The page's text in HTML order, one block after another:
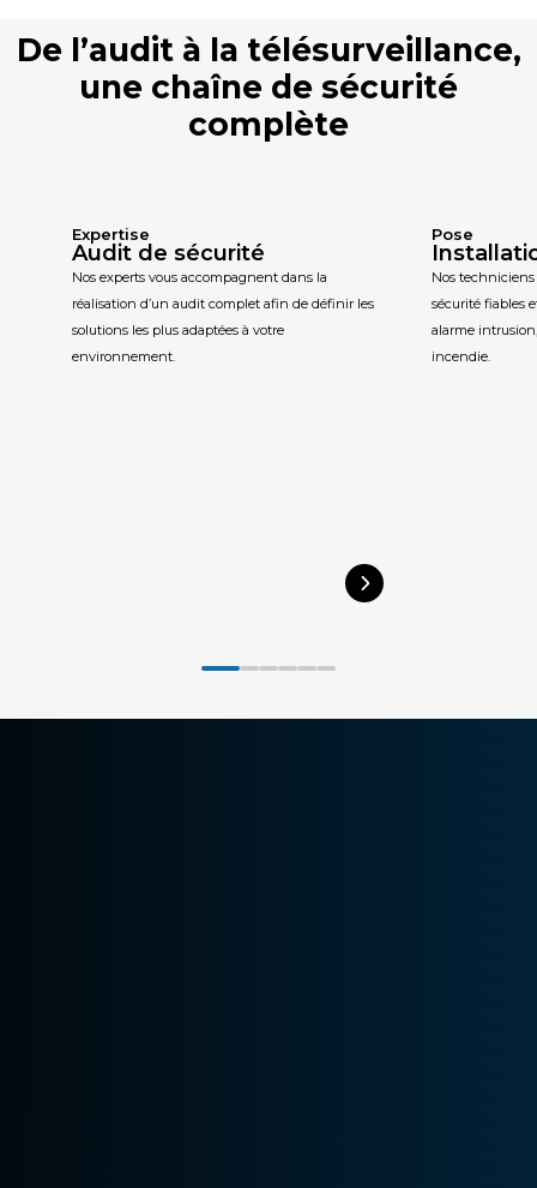
De l’audit à la télésurveillance,
une chaîne de sécurité
complète
Expertise
Audit de sécurité
Nos experts vous accompagnent dans la
réalisation d’un audit complet afin de définir les
solutions les plus adaptées à votre
environnement.
Pose
Nos
sécurité fiables
alarme
incendie.